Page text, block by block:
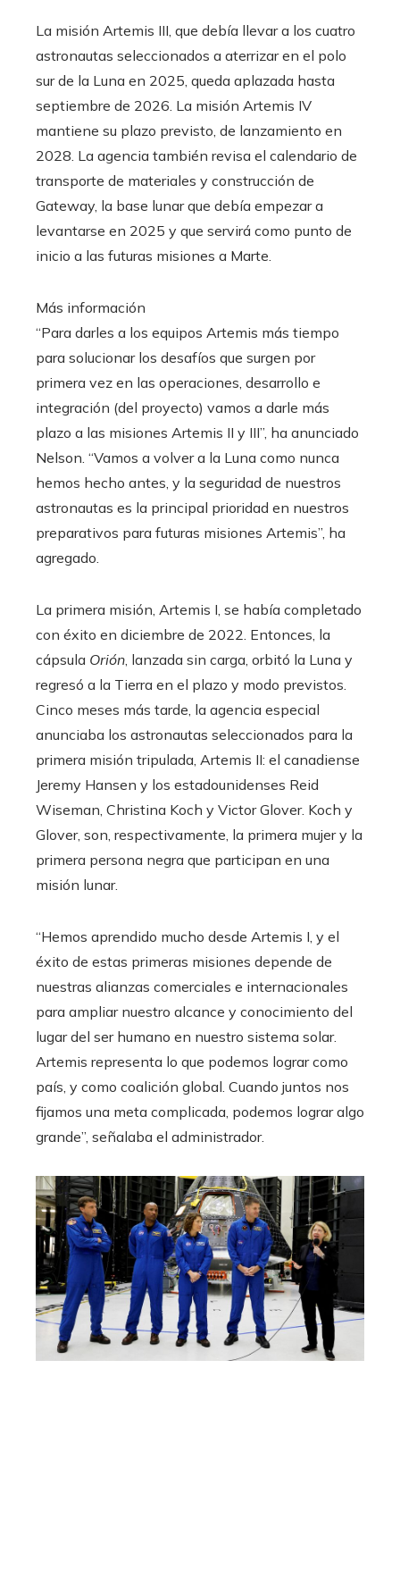
La misión Artemis III, que debía llevar a los cuatro
astronautas seleccionados a aterrizar en el polo
sur de la Luna en 2025, queda aplazada hasta
septiembre de 2026. La misión Artemis IV
mantiene su plazo previsto, de lanzamiento en
2028. La agencia también revisa el calendario de
transporte de materiales y construcción de
Gateway, la base lunar que debía empezar a
levantarse en 2025 y que servirá como punto de
inicio a las futuras misiones a Marte.
Más información
“Para darles a los equipos Artemis más tiempo
para solucionar los desafíos que surgen por
primera vez en las operaciones, desarrollo e
integración (del proyecto) vamos a darle más
plazo a las misiones Artemis II y III”, ha anunciado
Nelson. “Vamos a volver a la Luna como nunca
hemos hecho antes, y la seguridad de nuestros
astronautas es la principal prioridad en nuestros
preparativos para futuras misiones Artemis”, ha
agregado.
La primera misión, Artemis I, se había completado
con éxito en diciembre de 2022. Entonces, la
cápsula Orión, lanzada sin carga, orbitó la Luna y
regresó a la Tierra en el plazo y modo previstos.
Cinco meses más tarde, la agencia especial
anunciaba los astronautas seleccionados para la
primera misión tripulada, Artemis II: el canadiense
Jeremy Hansen y los estadounidenses Reid
Wiseman, Christina Koch y Victor Glover. Koch y
Glover, son, respectivamente, la primera mujer y la
primera persona negra que participan en una
misión lunar.
“Hemos aprendido mucho desde Artemis I, y el
éxito de estas primeras misiones depende de
nuestras alianzas comerciales e internacionales
para ampliar nuestro alcance y conocimiento del
lugar del ser humano en nuestro sistema solar.
Artemis representa lo que podemos lograr como
país, y como coalición global. Cuando juntos nos
fijamos una meta complicada, podemos lograr algo
grande”, señalaba el administrador.